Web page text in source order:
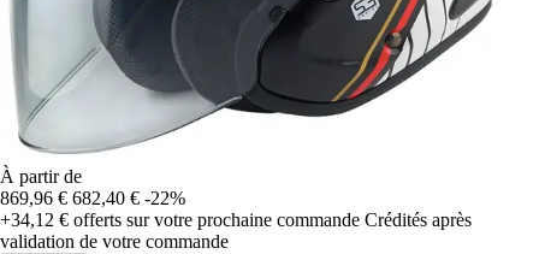
À partir de
869,96 € 682,40 € -22%
+34,12 € offerts sur votre prochaine commande Crédités après
validation de votre commande